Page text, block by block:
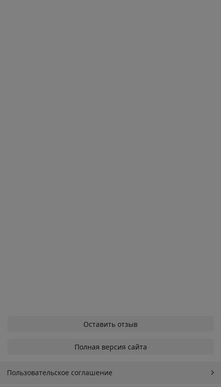
Оставить отзыв
Полная версия сайта
Пользовательское соглашение